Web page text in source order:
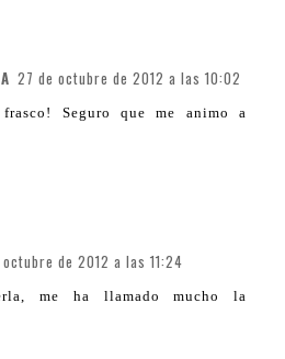
27 de octubre de 2012 a las 10:02
Seguro que me animo a
de 2012 a las 11:24
me ha llamado mucho la